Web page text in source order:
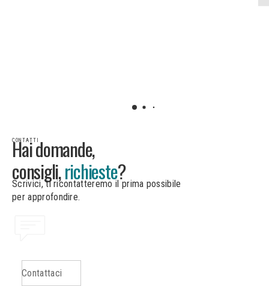
CONTATTI
Hai domande,
consigli,richieste?
Scrivici, ti ricontatteremo il prima possibile
per approfondire.
Contattaci